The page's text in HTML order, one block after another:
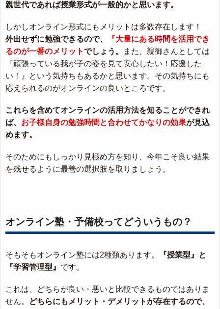
親世代であれば授業形式が一般的かと思います。
しかしオンライン形式にもメリットは多数存在します！
外出せずに勉強できるので、
『大量にある時間を活用でき
るのが一番のメリットでしょう。
また、親御さんとしては
『頑張っている我が子の姿を見て安心したい！応援した
い！』という気持ちもあるかと思います。その気持ちにも
応えられるのがオンラインの良いところです。
これらを含めてオンラインの活用方法を知ることができれ
ば、 お子様自身の勉強時間と合わせてかなりの効果が見込
めます。
そのためにもしっかり見極め方を知り、今年こそ良い結果
を残せるように最善の選択肢を取りましょう。
オンライン塾・予備校ってどういうもの？
そもそもオンライン塾には2種類あります。
『授業型』と
『学習管理型』 です。
これは、どちらが良い・悪いと比較できるものではありま
せん。
どちらにもメリット・デメリットが存在するので、